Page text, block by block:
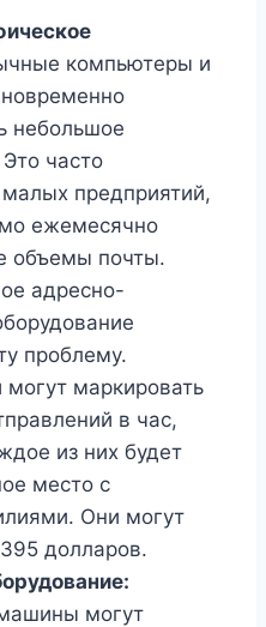
компьютеры и
небольшое
часто
предприятий,
ежемесячно
объемы почты.
адресно-
проблему.
маркировать
в час,
из них будет
место с
Они могут
долларов.
могут